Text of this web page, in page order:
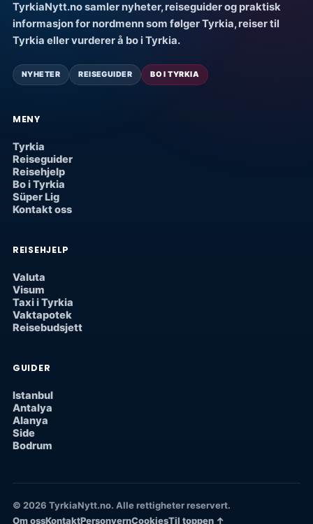
TyrkiaNytt.no samler nyheter, reiseguider og praktisk
informasjon for nordmenn som følger Tyrkia, reiser til
Tyrkia eller vurderer å bo i Tyrkia.
NYHETER REISEGUIDER BO I TYRKIA
MENY
Tyrkia
Reiseguider
Reisehjelp
Bo i Tyrkia
Süper Lig
Kontakt oss
REISEHJELP
Valuta
Visum
Taxi i Tyrkia
Vaktapotek
Reisebudsjett
GUIDER
Istanbul
Antalya
Alanya
Side
Bodrum
© 2026 TyrkiaNytt.no. Alle rettigheter reservert.
Om ossKontaktPersonvernCookiesTil toppen ↑